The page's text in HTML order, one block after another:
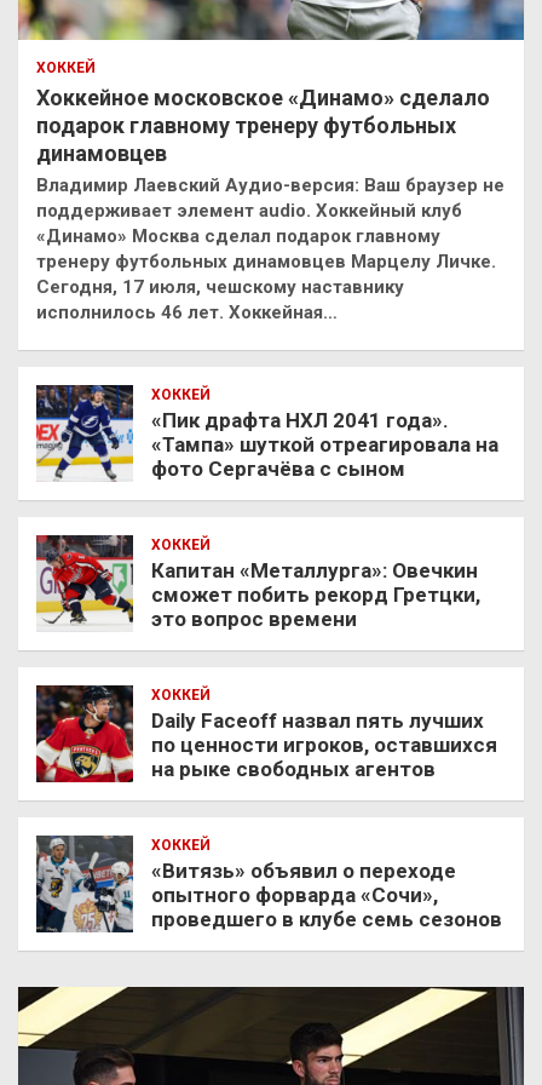
ХОККЕЙ
Хоккейное московское «Динамо» сделало
подарок главному тренеру футбольных
динамовцев
Владимир Лаевский Аудио-версия: Ваш браузер не
поддерживает элемент audio. Хоккейный клуб
«Динамо» Москва сделал подарок главному
тренеру футбольных динамовцев Марцелу Личке.
Сегодня, 17 июля, чешскому наставнику
исполнилось 46 лет. Хоккейная…
ХОККЕЙ
«Пик драфта НХЛ 2041 года».
«Тампа» шуткой отреагировала на
фото Сергачёва с сыном
ХОККЕЙ
Капитан «Металлурга»: Овечкин
сможет побить рекорд Гретцки,
это вопрос времени
ХОККЕЙ
Daily Faceoff назвал пять лучших
по ценности игроков, оставшихся
на рыке свободных агентов
ХОККЕЙ
«Витязь» объявил о переходе
опытного форварда «Сочи»,
проведшего в клубе семь сезонов